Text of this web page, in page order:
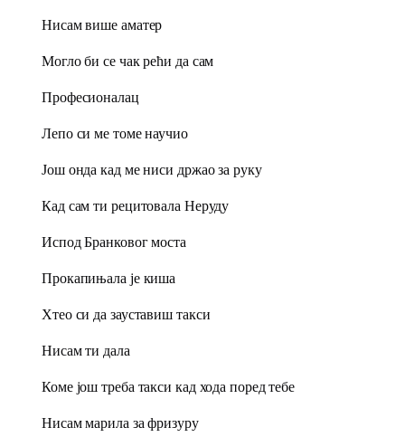
Нисам више аматер
Могло би се чак рећи да сам
Професионалац
Лепо си ме томе научио
Још онда кад ме ниси држао за руку
Кад сам ти рецитовала Неруду
Испод Бранковог моста
Прокапињала је киша
Хтео си да зауставиш такси
Нисам ти дала
Коме још треба такси кад хода поред тебе
Нисам марила за фризуру